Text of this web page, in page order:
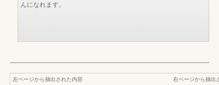
んになれます。
左ページから抽出された内容
右ページから抽出